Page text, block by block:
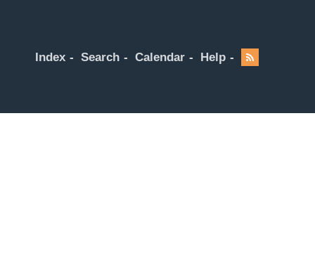
Index Search Calendar Help